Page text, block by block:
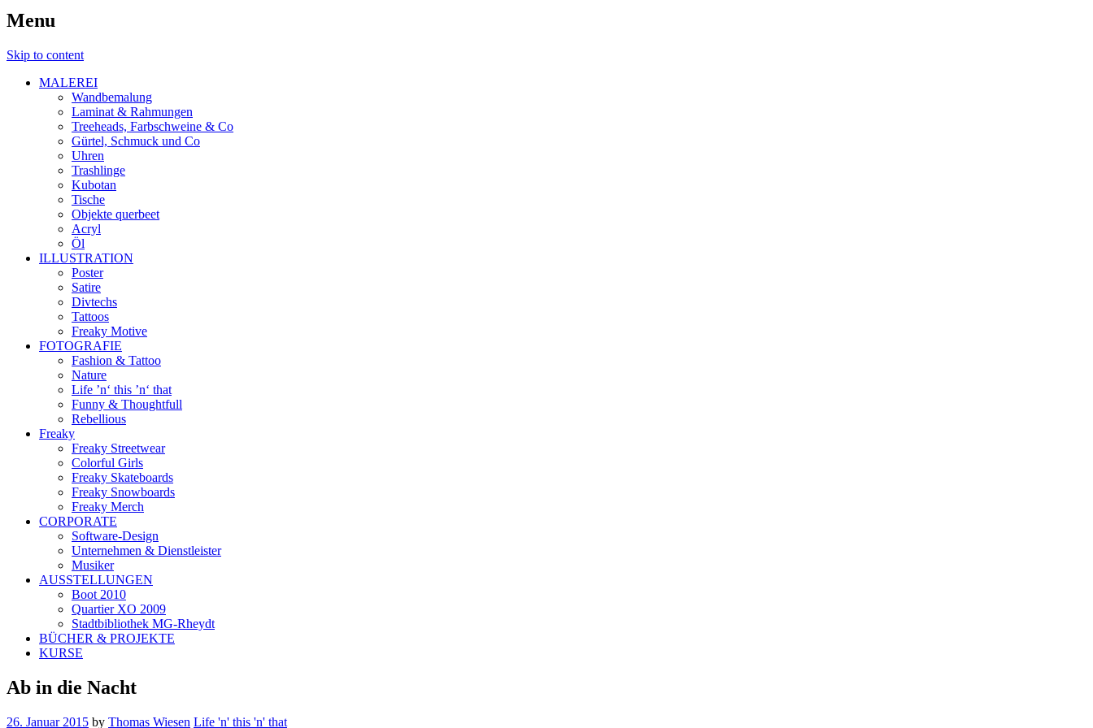
Menu
Skip to content
MALEREI
Wandbemalung
Laminat & Rahmungen
Treeheads, Farbschweine & Co
Gürtel, Schmuck und Co
Uhren
Trashlinge
Kubotan
Tische
Objekte querbeet
Acryl
Öl
ILLUSTRATION
Poster
Satire
Divtechs
Tattoos
Freaky Motive
FOTOGRAFIE
Fashion & Tattoo
Nature
Life ’n‘ this ’n‘ that
Funny & Thoughtfull
Rebellious
Freaky
Freaky Streetwear
Colorful Girls
Freaky Skateboards
Freaky Snowboards
Freaky Merch
CORPORATE
Software-Design
Unternehmen & Dienstleister
Musiker
AUSSTELLUNGEN
Boot 2010
Quartier XO 2009
Stadtbibliothek MG-Rheydt
BÜCHER & PROJEKTE
KURSE
Ab in die Nacht
26. Januar 2015 by Thomas Wiesen Life 'n' this 'n' that